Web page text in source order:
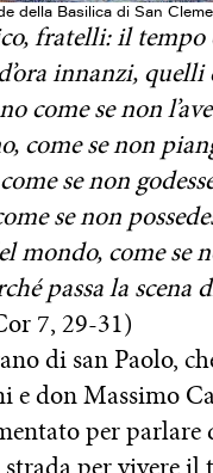
della Basilica di San
fratelli: il tempo
innanzi, quelli
come se non
come se non
se non
se non
mondo, come se
passa la scena
7, 29-31)
di san Paolo,
e don Massimo
per parlare